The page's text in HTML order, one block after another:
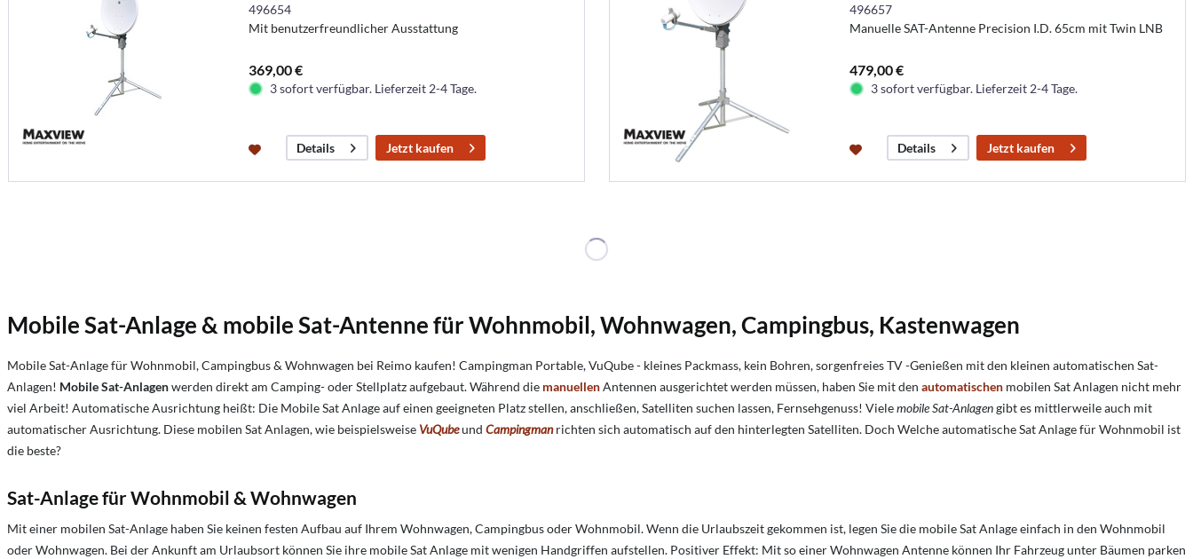
496654
Mit benutzerfreundlicher Ausstattung
369,00 €
3 sofort verfügbar. Lieferzeit 2-4 Tage.
Details Jetzt kaufen
496657
Manuelle SAT-Antenne Precision I.D. 65cm mit Twin LNB
479,00 €
3 sofort verfügbar. Lieferzeit 2-4 Tage.
Details Jetzt kaufen
Mobile Sat-Anlage & mobile Sat-Antenne für Wohnmobil, Wohnwagen, Campingbus, Kastenwagen
Mobile Sat-Anlage für Wohnmobil, Campingbus & Wohnwagen bei Reimo kaufen! Campingman Portable, VuQube - kleines Packmass, kein Bohren, sorgenfreies TV -Genießen mit den kleinen automatischen Sat-
Anlagen! Mobile Sat-Anlagenwerden direkt am Camping- oder Stellplatz aufgebaut. Während die manuellenAntennen ausgerichtet werden müssen, haben Sie mit den automatischen mobilen Sat Anlagen nicht mehr
viel Arbeit! Automatische Ausrichtung heißt: Die Mobile Sat Anlage auf einen geeigneten Platz stellen, anschließen, Satelliten suchen lassen, Fernsehgenuss! Vielemobile Sat-Anlagengibt es mittlerweile auch mit
automatischer Ausrichtung. Diese mobilen Sat Anlagen, wie beispielsweise VuQubeund Campingmanrichten sich automatisch auf den hinterlegten Satelliten. Doch Welche automatische Sat Anlage für Wohnmobil ist
die beste?
Sat-Anlage für Wohnmobil & Wohnwagen
Mit einer mobilen Sat-Anlage haben Sie keinen festen Aufbau auf Ihrem Wohnwagen, Campingbus oder Wohnmobil. Wenn die Urlaubszeit gekommen ist, legen Sie die mobile Sat Anlage einfach in den Wohnmobil
oder Wohnwagen. Bei der Ankunft am Urlaubsort können Sie ihre mobile Sat Anlage mit wenigen Handgriffen aufstellen. Positiver Effekt: Mit so einer Wohnwagen Antenne können Ihr Fahrzeug unter Bäumen parken